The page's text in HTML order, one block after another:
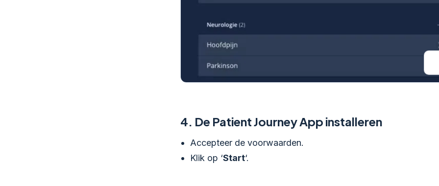
4. De Patient Journey App installeren
Accepteer de voorwaarden.
Klik op ‘Start‘.